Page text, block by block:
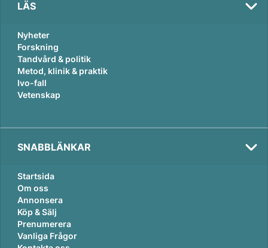
Val
LÄS
Nyheter
Forskning
Tandvård & politik
Metod, klinik & praktik
Ivo-fall
Vetenskap
SNABBLÄNKAR
Startsida
Om oss
Annonsera
Köp & Sälj
Prenumerera
Vanliga Frågor